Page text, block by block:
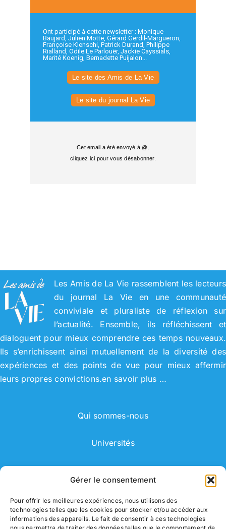
Gérer le consentement
Pour offrir les meilleures expériences, nous utilisons des
technologies telles que les cookies pour stocker et/ou accéder aux
informations des appareils. Le fait de consentir à ces technologies
Ont participé à cette newsletter : Monique
Baujard, Julien Motte, Gérard Gerdil-Margueron,
Françoise Klenschi, Patrick Durand, Philippe
Rialland, Odile Le Parlouër, Jackie Cayssials,
Marité Koenig, Bernadette Puijalon...
Le site des Amis de La Vie
Le site du journal La Vie
Cet email a été envoyé à @,
cliquez ici pour vous désabonner.
Les Amis de La Vie rassemblent les lecteurs
du journal La Vie en une communauté
conviviale et pluraliste de réflexion sur
l’actualité. Ensemble, ils réfléchissent et
dialoguent pour mieux comprendre ces temps nouveaux.
Ils s’enrichissent ainsi mutuellement de la diversité des
expériences et des points de vue pour mieux affermir
leurs propres convictions.en savoir plus …
Qui sommes-nous
Universités
Adhérent
Correspondant